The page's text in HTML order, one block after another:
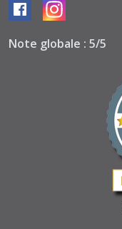
Note globale : 5/5